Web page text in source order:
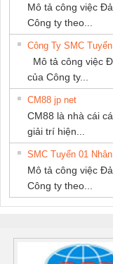
Mô tả công việc
Công ty theo...
Công Ty SMC
Mô tả công việc
của Công ty...
CM88 jp net
CM88 là nhà cái
giải trí hiện...
SMC Tuyển 01
Mô tả công việc
Công ty theo...